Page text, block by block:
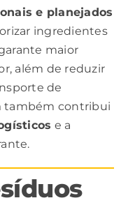
e planejados
ingredientes
maior
além de reduzir
de
também contribui
e a